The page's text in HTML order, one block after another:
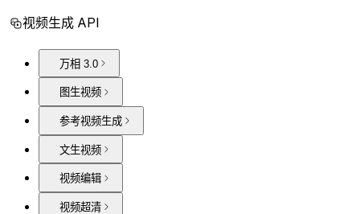
视频生成 API
万相 3.0
图生视频
参考视频生成
文生视频
视频编辑
视频超清